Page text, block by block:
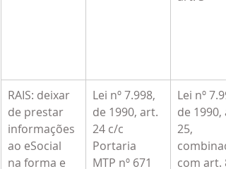
RAIS: deixar
de prestar
informações
ao eSocial
na forma e
Lei nº 7.998,
de 1990, art.
24 c/c
Portaria
MTP nº 671
Lei nº
de 1990,
25,
com art.